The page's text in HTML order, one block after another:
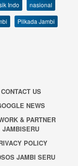
Indo
nasional
Pilkada Jambi
CONTACT US
NEWS
& PARTNER
JAMBISERU
POLICY
JAMBI SERU